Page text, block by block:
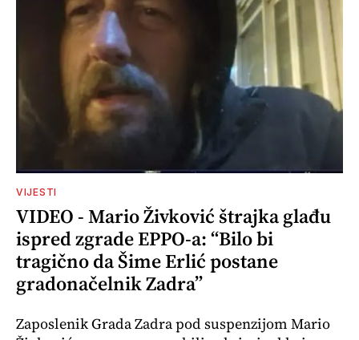
VIJESTI
VIDEO - Mario Živković štrajka glađu
ispred zgrade EPPO-a: “Bilo bi
tragično da Šime Erlić postane
gradonačelnik Zadra”
Zaposlenik Grada Zadra pod suspenzijom Mario